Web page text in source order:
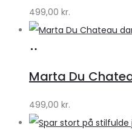
499,00 kr.
Klædeskabet.dk
Marta Du
499,00 kr.